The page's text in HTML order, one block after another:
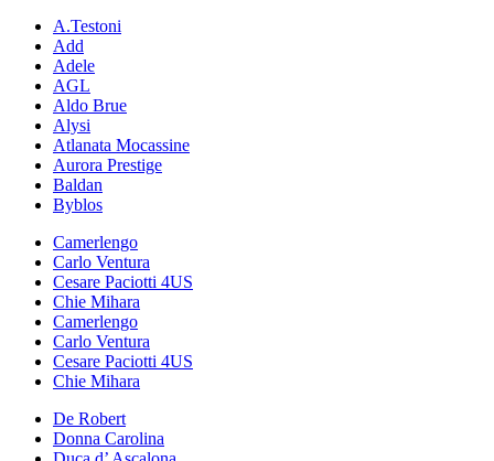
A.Testoni
Add
Adele
AGL
Aldo Brue
Alysi
Atlanata Mocassine
Aurora Prestige
Baldan
Byblos
Camerlengo
Carlo Ventura
Cesare Paciotti 4US
Chie Mihara
Camerlengo
Carlo Ventura
Cesare Paciotti 4US
Chie Mihara
De Robert
Donna Carolina